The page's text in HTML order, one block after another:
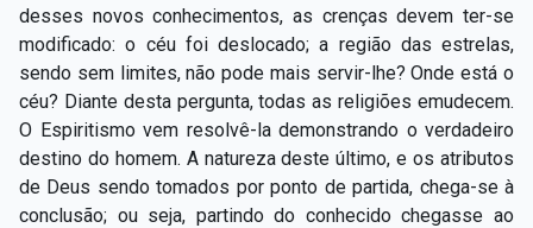
desses novos conhecimentos, as crenças devem ter-se
modificado: o céu foi deslocado; a região das estrelas,
sendo sem limites, não pode mais servir-lhe? Onde está o
céu? Diante desta pergunta, todas as religiões emudecem.
O Espiritismo vem resolvê-la demonstrando o verdadeiro
destino do homem. A natureza deste último, e os atributos
de Deus sendo tomados por ponto de partida, chega-se à
conclusão; ou seja, partindo do conhecido chegasse ao